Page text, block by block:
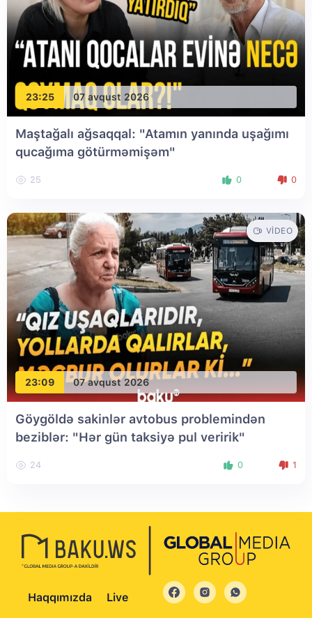
23:25 07 avqust 2026
Maştağalı ağsaqqal: "Atamın yanında uşağımı
qucağıma götürməmişəm"
25 0 0
23:09 07 avqust 2026
VIDEO
Göygöldə sakinlər avtobus problemindən
beziblər: "Hər gün taksiyə pul veririk"
24 0 1
Haqqımızda Live